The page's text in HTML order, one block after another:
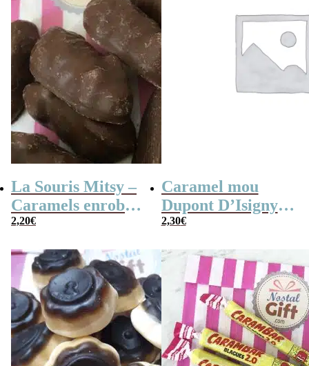
La Souris Mitsy –
Caramels enrobés
de chocolat au lait
2,20€
Caramel mou
Dupont D’Isigny
saveur noisette
2,30€